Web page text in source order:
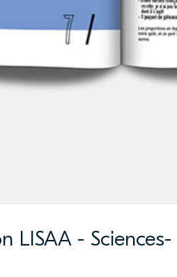
LISAA - Sciences-